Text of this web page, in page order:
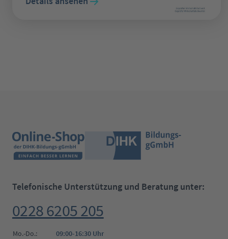
Telefonische Unterstützung und Beratung unter:
0228 6205 205
Mo.-Do.:
09:00-16:30 Uhr